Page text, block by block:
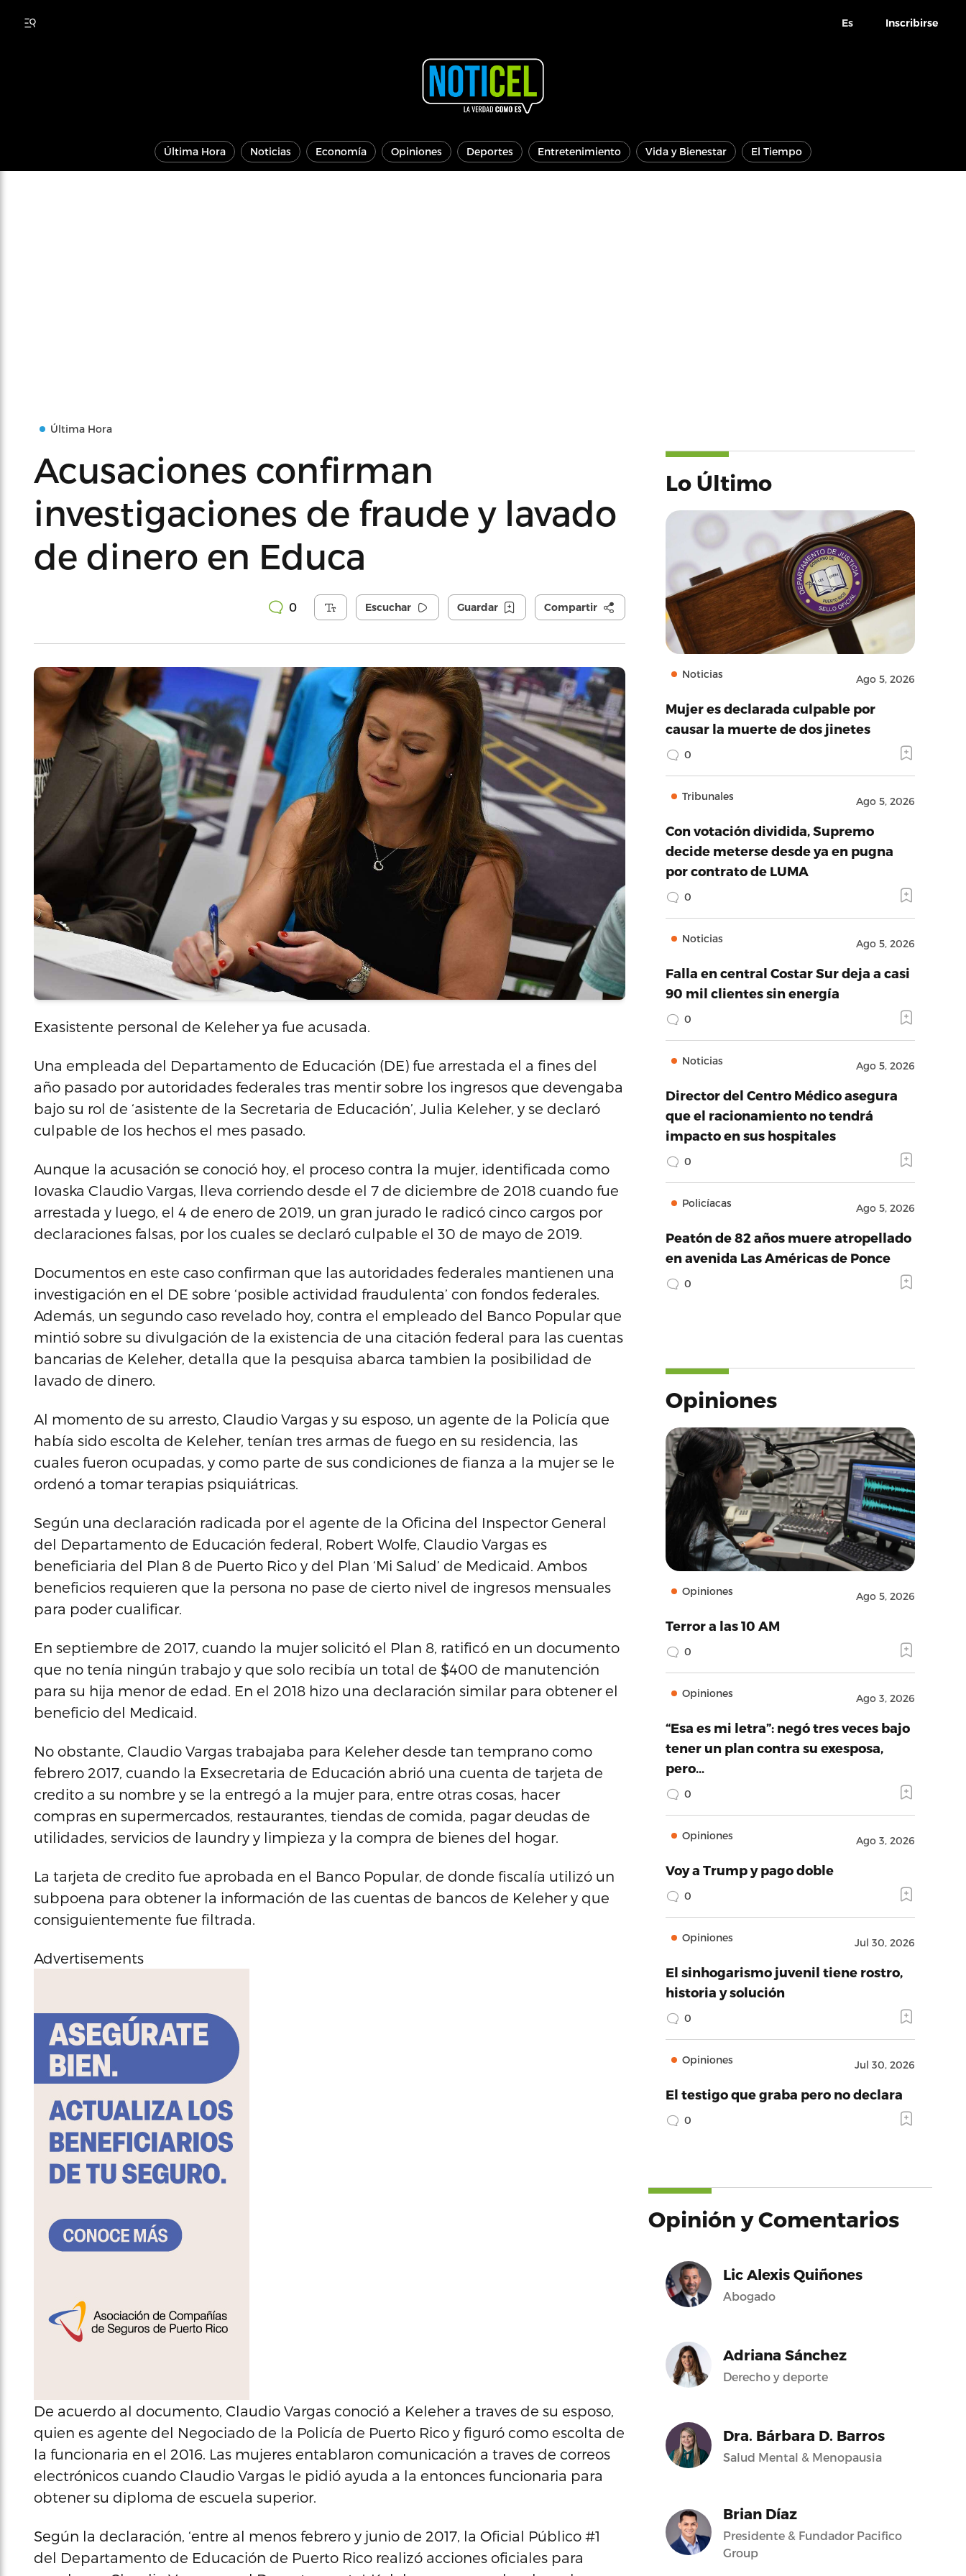
Es Inscribirse
Última Hora Noticias Economía Opiniones Deportes Entretenimiento Vida y Bienestar El Tiempo
Última Hora
Acusaciones confirman
investigaciones de fraude y lavado
de dinero en Educa
0 Escuchar Guardar Compartir
Exasistente personal de Keleher ya fue acusada.
Una empleada del Departamento de Educación (DE) fue arrestada el a fines del
año pasado por autoridades federales tras mentir sobre los ingresos que devengaba
bajo su rol de ‘asistente de la Secretaria de Educación’, Julia Keleher, y se declaró
culpable de los hechos el mes pasado.
Aunque la acusación se conoció hoy, el proceso contra la mujer, identificada como
Iovaska Claudio Vargas, lleva corriendo desde el 7 de diciembre de 2018 cuando fue
arrestada y luego, el 4 de enero de 2019, un gran jurado le radicó cinco cargos por
declaraciones falsas, por los cuales se declaró culpable el 30 de mayo de 2019.
Documentos en este caso confirman que las autoridades federales mantienen una
investigación en el DE sobre ‘posible actividad fraudulenta’ con fondos federales.
Además, un segundo caso revelado hoy, contra el empleado del Banco Popular que
mintió sobre su divulgación de la existencia de una citación federal para las cuentas
bancarias de Keleher, detalla que la pesquisa abarca tambien la posibilidad de
lavado de dinero.
Al momento de su arresto, Claudio Vargas y su esposo, un agente de la Policía que
había sido escolta de Keleher, tenían tres armas de fuego en su residencia, las
cuales fueron ocupadas, y como parte de sus condiciones de fianza a la mujer se le
ordenó a tomar terapias psiquiátricas.
Según una declaración radicada por el agente de la Oficina del Inspector General
del Departamento de Educación federal, Robert Wolfe, Claudio Vargas es
beneficiaria del Plan 8 de Puerto Rico y del Plan ‘Mi Salud’ de Medicaid. Ambos
beneficios requieren que la persona no pase de cierto nivel de ingresos mensuales
para poder cualificar.
En septiembre de 2017, cuando la mujer solicitó el Plan 8, ratificó en un documento
que no tenía ningún trabajo y que solo recibía un total de $400 de manutención
para su hija menor de edad. En el 2018 hizo una declaración similar para obtener el
beneficio del Medicaid.
No obstante, Claudio Vargas trabajaba para Keleher desde tan temprano como
febrero 2017, cuando la Exsecretaria de Educación abrió una cuenta de tarjeta de
credito a su nombre y se la entregó a la mujer para, entre otras cosas, hacer
compras en supermercados, restaurantes, tiendas de comida, pagar deudas de
utilidades, servicios de laundry y limpieza y la compra de bienes del hogar.
La tarjeta de credito fue aprobada en el Banco Popular, de donde fiscalía utilizó un
subpoena para obtener la información de las cuentas de bancos de Keleher y que
consiguientemente fue filtrada.
Advertisements
De acuerdo al documento, Claudio Vargas conoció a Keleher a traves de su esposo,
quien es agente del Negociado de la Policía de Puerto Rico y figuró como escolta de
la funcionaria en el 2016. Las mujeres entablaron comunicación a traves de correos
electrónicos cuando Claudio Vargas le pidió ayuda a la entonces funcionaria para
obtener su diploma de escuela superior.
Según la declaración, ‘entre al menos febrero y junio de 2017, la Oficial Público #1
del Departamento de Educación de Puerto Rico realizó acciones oficiales para
Lo Último
Noticias Ago 5, 2026
Mujer es declarada culpable por
causar la muerte de dos jinetes
0
Tribunales Ago 5, 2026
Con votación dividida, Supremo
decide meterse desde ya en pugna
por contrato de LUMA
0
Noticias Ago 5, 2026
Falla en central Costar Sur deja a casi
90 mil clientes sin energía
0
Noticias Ago 5, 2026
Director del Centro Médico asegura
que el racionamiento no tendrá
impacto en sus hospitales
0
Policíacas Ago 5, 2026
Peatón de 82 años muere atropellado
en avenida Las Américas de Ponce
0
Opiniones
Opiniones Ago 5, 2026
Terror a las 10 AM
0
Opiniones Ago 3, 2026
“Esa es mi letra”: negó tres veces bajo
tener un plan contra su exesposa,
pero…
0
Opiniones Ago 3, 2026
Voy a Trump y pago doble
0
Opiniones Jul 30, 2026
El sinhogarismo juvenil tiene rostro,
historia y solución
0
Opiniones Jul 30, 2026
El testigo que graba pero no declara
0
Opinión y Comentarios
Lic Alexis Quiñones
Abogado
Adriana Sánchez
Derecho y deporte
Dra. Bárbara D. Barros
Salud Mental & Menopausia
Brian Díaz
Presidente & Fundador Pacifico
Group